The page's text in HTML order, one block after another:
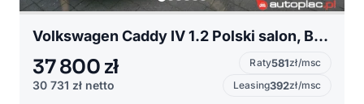
Volkswagen Caddy IV 1.2 Polski salon, Bezwypadkowy, Kamera
37 800 zł
30 731 zł netto
Raty581zł/msc
Leasing392zł/msc